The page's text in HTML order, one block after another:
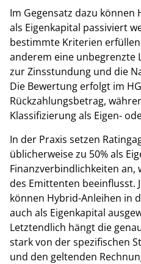
Im Gegensatz dazu können
als Eigenkapital passiviert
bestimmte Kriterien
anderem eine unbegrenzte
zur Zinsstundung und die
Die Bewertung erfolgt im
Rückzahlungsbetrag,
Klassifizierung als Eigen-
In der Praxis setzen
üblicherweise zu 50% als
Finanzverbindlichkeiten an,
des Emittenten beeinflusst.
können Hybrid-Anleihen in
auch als Eigenkapital
Letztendlich hängt die
stark von der spezifischen
und den geltenden